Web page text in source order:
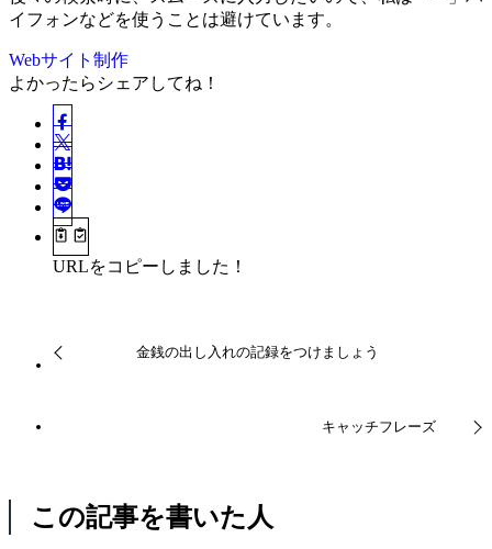
イフォンなどを使うことは避けています。
Webサイト制作
よかったらシェアしてね！
URLをコピーしました！
金銭の出し入れの記録をつけましょう
キャッチフレーズ
この記事を書いた人